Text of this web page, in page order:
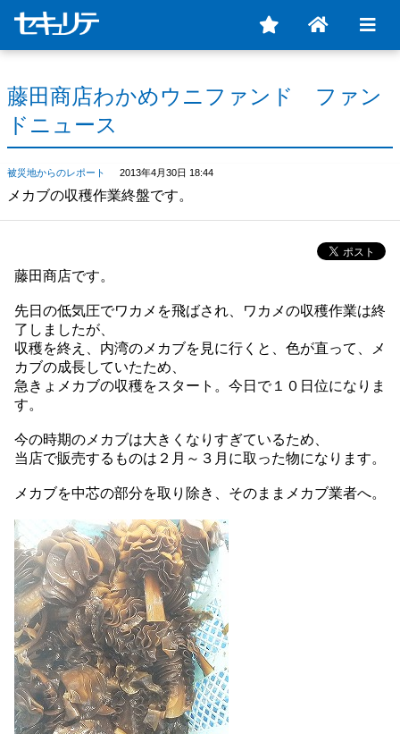
藤田商店わかめウニファンド ファン
ドニュース
被災地からのレポート 2013年4月30日 18:44
メカブの収穫作業終盤です。
藤田商店です。
先日の低気圧でワカメを飛ばされ、ワカメの収穫作業は終
了しましたが、
収穫を終え、内湾のメカブを見に行くと、色が直って、メ
カブの成長していたため、
急きょメカブの収穫をスタート。今日で１０日位になりま
す。
今の時期のメカブは大きくなりすぎているため、
当店で販売するものは２月～３月に取った物になります。
メカブを中芯の部分を取り除き、そのままメカブ業者へ。